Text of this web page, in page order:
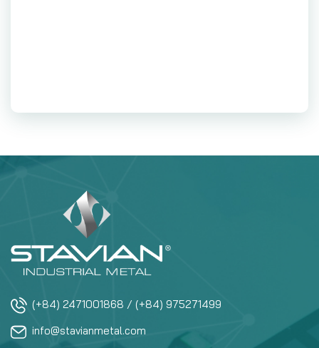
(+84) 2471001868 / (+84) 975271499
info@stavianmetal.com